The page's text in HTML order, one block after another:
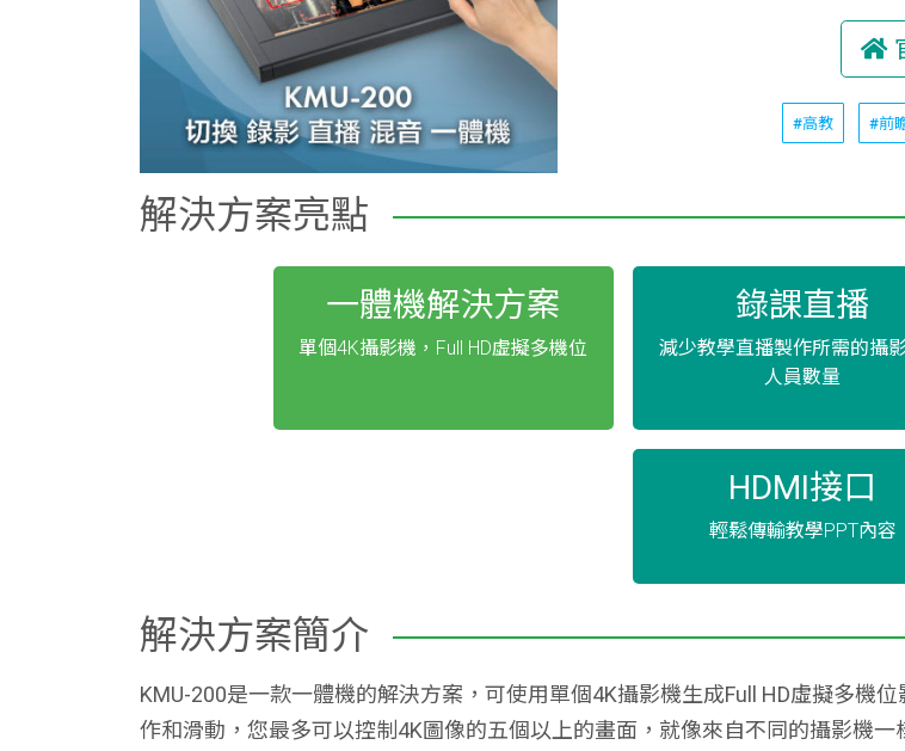
#高教 #前
解決方案亮點
一體機解決方案
單個4K攝影機，Full HD虛擬多機位
錄課直播
減少教學直播製作所需的攝
人員數量
HDMI接口
輕鬆傳輸教學PPT內容
解決方案簡介
KMU-200是一款一體機的解決方案，可使用單個4K攝影機生成Full HD虛擬多機
作和滑動，您最多可以控制4K圖像的五個以上的畫面，就像來自不同的攝影機一